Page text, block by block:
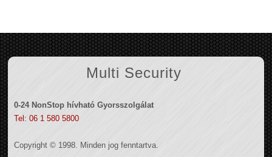
Multi Security
0-24 NonStop hívható Gyorsszolgálat
Tel: 06 1 580 5800
Copyright © 1998. Minden jog fenntartva.